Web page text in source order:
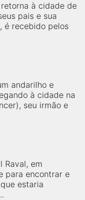
à cidade de
pais e sua
é recebido pelos
andarilho e
à cidade na
seu irmão e
Raval, em
para encontrar e
estaria